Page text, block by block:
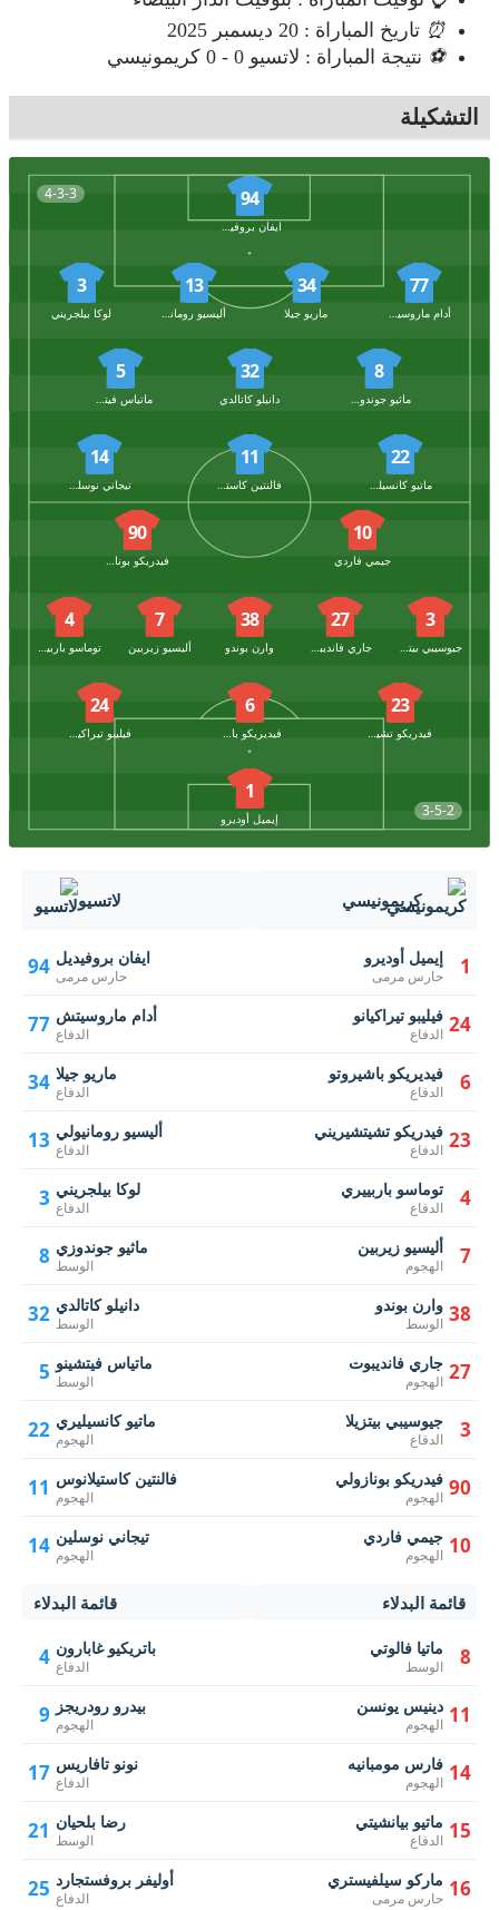
⏰ تاريخ المباراة : 20 ديسمبر 2025
⚽ نتيجة المباراة : لاتسيو 0 - 0 كريمونيسي
التشكيلة
4-3-3 94
ايفان بروفيديل
77
34
ماريو جيلا
13
3
لوكا بيلجريني
8
ماثيو جوندوزي
32
دانيلو كاتالدي
5
ماتياس فيتشينو
22
ماتيو كانسيليري
11
فالنتين كاستيلانوس
14
تيجاني نوسلين
3-5-2
10
جيمي فاردي
90
فيدريكو بونازولي
3
27
38
وارن بوندو
7
أليسيو زيربين
4
23
فيدريكو تشيتشيريني
6
فيديريكو باشيروتو
24
فيليبو تيراكيانو
1
إيميل أوديرو
لاتسيو
94 ايفان بروفيديل
حارس مرمى
77 أدام ماروسيتش
الدفاع
34 ماريو جيلا
الدفاع
13 أليسيو رومانيولي
الدفاع
3 لوكا بيلجريني
الدفاع
8 ماثيو جوندوزي
الوسط
32 دانيلو كاتالدي
الوسط
5 ماتياس فيتشينو
الوسط
22 ماتيو كانسيليري
الهجوم
11 فالنتين كاستيلانوس
الهجوم
14 تيجاني نوسلين
الهجوم
قائمة البدلاء
4 باتريكيو غابارون
الدفاع
9 بيدرو رودريجز
الهجوم
17 نونو تافاريس
الدفاع
21 رضا بلحيان
الوسط
25 أوليفر بروفستجارد
الدفاع
كريمونيسي
1 إيميل أوديرو
حارس مرمى
24 فيليبو تيراكيانو
الدفاع
6 فيديريكو باشيروتو
الدفاع
23 فيدريكو تشيتشيريني
الدفاع
4 توماسو باربييري
الدفاع
7 أليسيو زيربين
الهجوم
38 وارن بوندو
الوسط
27 جاري فانديبوت
الهجوم
3 جيوسيبي بيتزيلا
الدفاع
90 فيدريكو بونازولي
الهجوم
10 جيمي فاردي
الهجوم
قائمة البدلاء
8 ماتيا فالوتي
الوسط
11 دينيس يونسن
الهجوم
14 فارس مومبانيه
الهجوم
15 ماتيو بيانشيتي
الدفاع
16 ماركو سيلفيستري
حارس مرمى